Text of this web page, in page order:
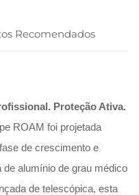
Recomendados
Proteção Ativa.
ROAM foi projetada
de crescimento e
alumínio de grau médico
de telescópica, esta